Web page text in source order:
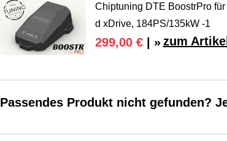
Chiptuning DTE BoostrPro
d xDrive, 184PS/135kW -1
299,00 €| » zum
Passendes Produkt nicht gefunden?